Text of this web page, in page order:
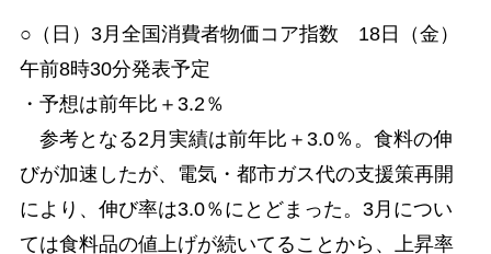
○（日）3月全国消費者物価コア指数 18日（金）
午前8時30分発表予定
・予想は前年比＋3.2％
参考となる2月実績は前年比＋3.0％。食料の伸
びが加速したが、電気・都市ガス代の支援策再開
により、伸び率は3.0％にとどまった。3月につい
ては食料品の値上げが続いてることから、上昇率